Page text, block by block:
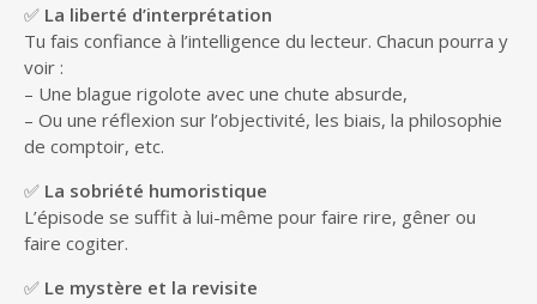
✅ La liberté d’interprétation
Tu fais confiance à l’intelligence du lecteur. Chacun pourra y
voir :
– Une blague rigolote avec une chute absurde,
– Ou une réflexion sur l’objectivité, les biais, la philosophie
de comptoir, etc.
✅ La sobriété humoristique
L’épisode se suffit à lui-même pour faire rire, gêner ou
faire cogiter.
✅ Le mystère et la revisite